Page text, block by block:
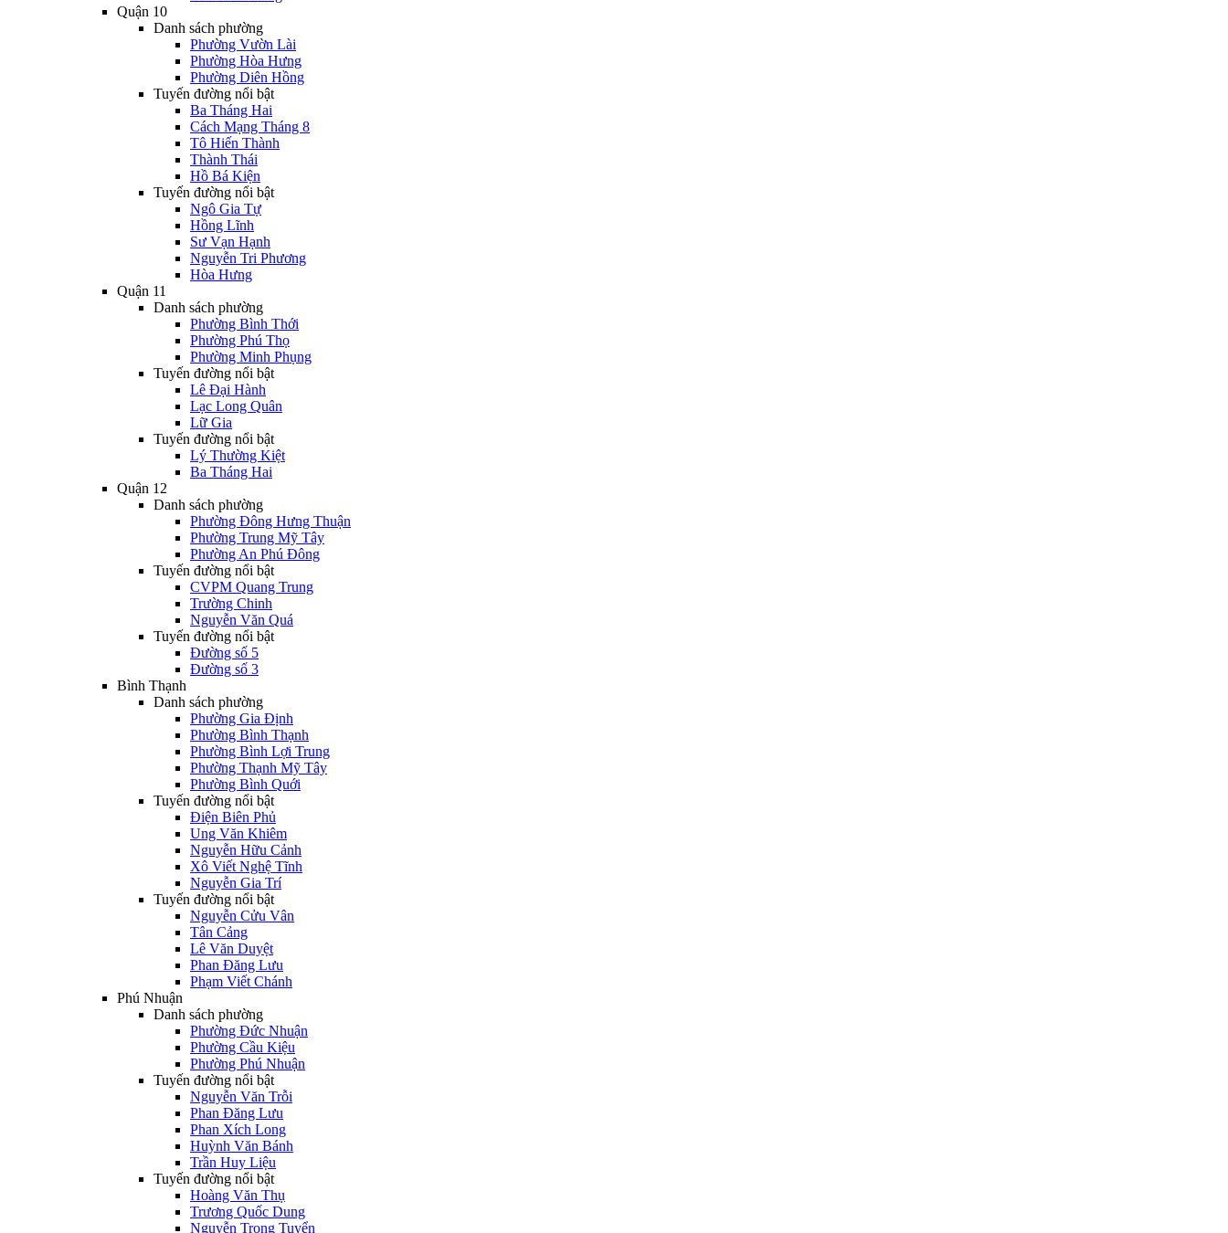
Quận 10
Danh sách phường
Phường Vườn Lài
Phường Hòa Hưng
Phường Diên Hồng
Tuyến đường nổi bật
Ba Tháng Hai
Cách Mạng Tháng 8
Tô Hiến Thành
Thành Thái
Hồ Bá Kiện
Tuyến đường nổi bật
Ngô Gia Tự
Hồng Lĩnh
Sư Vạn Hạnh
Nguyễn Tri Phương
Hòa Hưng
Quận 11
Danh sách phường
Phường Bình Thới
Phường Phú Thọ
Phường Minh Phụng
Tuyến đường nổi bật
Lê Đại Hành
Lạc Long Quân
Lữ Gia
Tuyến đường nổi bật
Lý Thường Kiệt
Ba Tháng Hai
Quận 12
Danh sách phường
Phường Đông Hưng Thuận
Phường Trung Mỹ Tây
Phường An Phú Đông
Tuyến đường nổi bật
CVPM Quang Trung
Trường Chinh
Nguyễn Văn Quá
Tuyến đường nổi bật
Đường số 5
Đường số 3
Bình Thạnh
Danh sách phường
Phường Gia Định
Phường Bình Thạnh
Phường Bình Lợi Trung
Phường Thạnh Mỹ Tây
Phường Bình Quới
Tuyến đường nổi bật
Điện Biên Phủ
Ung Văn Khiêm
Nguyễn Hữu Cảnh
Xô Viết Nghệ Tĩnh
Nguyễn Gia Trí
Tuyến đường nổi bật
Nguyễn Cửu Vân
Tân Cảng
Lê Văn Duyệt
Phan Đăng Lưu
Phạm Viết Chánh
Phú Nhuận
Danh sách phường
Phường Đức Nhuận
Phường Cầu Kiệu
Phường Phú Nhuận
Tuyến đường nổi bật
Nguyễn Văn Trỗi
Phan Đăng Lưu
Phan Xích Long
Huỳnh Văn Bánh
Trần Huy Liệu
Tuyến đường nổi bật
Hoàng Văn Thụ
Trương Quốc Dung
Nguyễn Trọng Tuyển